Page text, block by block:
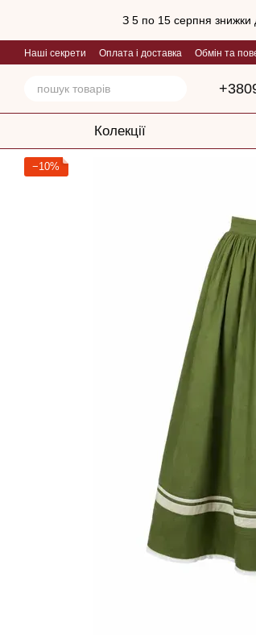
З 5 по 15 серпня знижки
Наші секрети Оплата і доставка Обмін та
Колекції
−10%